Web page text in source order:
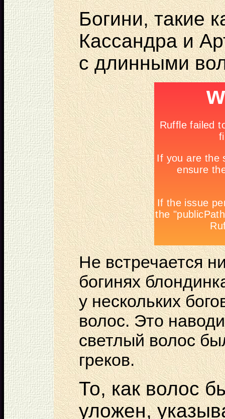
Богини, такие
Кассандра и
с длинными
Не встречается
богинях
у нескольких
волос. Это
светлый волос
греков.
То, как волос
уложен,